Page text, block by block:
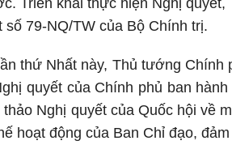
Triển khai thực hiện Nghị
số 79-NQ/TW của Bộ Chính trị.
thứ Nhất này, Thủ tướng Chính
quyết của Chính phủ ban
Nghị quyết của Quốc hội về
hoạt động của Ban Chỉ đạo,